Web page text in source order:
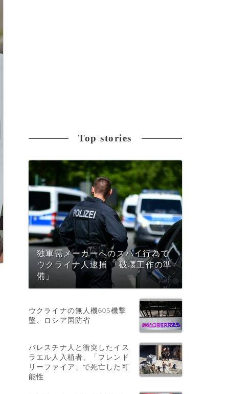
Top stories
独軍需メーカーへのスパイ行為で
ウクライナ人逮捕 「破壊工作の準
備」
ウクライナの無人機605機撃
墜、ロシア国防省
パレスチナ人と衝突したイス
ラエル人入植者、「フレンド
リーファイア」で死亡した可
能性